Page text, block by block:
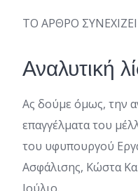
ΤΟ ΑΡΘΡΟ
Αναλυτική
Ας δούμε όμως, την
επαγγέλματα του
του υφυπουργού
Ασφάλισης, Κώστα